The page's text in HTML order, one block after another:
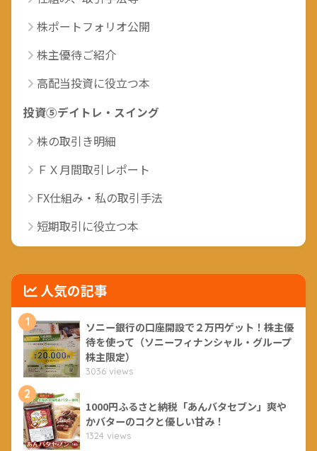
株ポートフォリオ公開
株主優待ご紹介
高配当投資に役立つ本
投資⑤デイトレ・スイング
株の取引き明細
ＦＸ月間取引レポート
FX仕組み・私の取引手法
短期取引に役立つ本
人気の記事
1
ソニー銀行の口座開設で２万円ゲット！株主優
待を使って（ソニーフィナンシャル・グループ
株主限定）
3036 views
2
1000円ふるさと納税「あんバタセブン」爽や
かバターのコクと優しい甘み！
1324 views